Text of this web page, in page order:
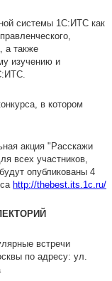
системы 1С:ИТС как
а также
изучению и
в котором
акция "Расскажи
всех участников,
опубликованы 4
http://thebest.its.1c.ru/
встречи
по адресу: ул.